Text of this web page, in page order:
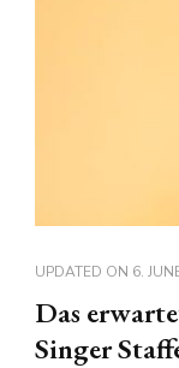
UPDATED ON 6.
Das
Singer